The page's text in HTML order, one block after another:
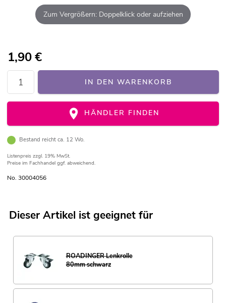
Zum Vergrößern: Doppelklick oder aufziehen
1,90€
IN DEN WARENKORB
HÄNDLER FINDEN
Bestand reicht ca. 12 Wo.
Listenpreis zzgl. 19% MwSt.
Preise im Fachhandel ggf. abweichend.
No. 30004056
Dieser Artikel ist geeignet für
ROADINGER Lenkrolle
80mm schwarz